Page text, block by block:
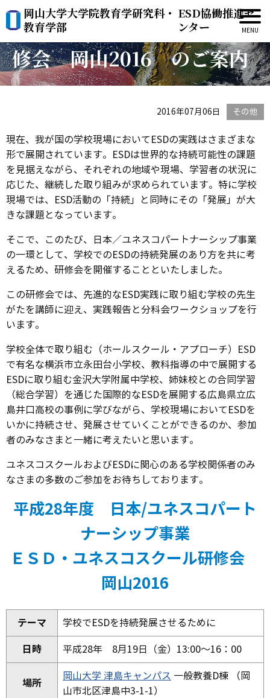
岡山大学大学院教育学研究科・
教育学部
ESD協働推進セ
ンター
ESD・ユネスコスクール研
修会 岡山2016 のご案内
2016年07月06日 その他
現在、我が国の学校現場においてESDの実践はさまざまな
形で展開されています。ESDは世界的な持続可能性の課題
を見据えながら、それぞれの地域や現場、学習者の状況に
応じた、継続した取り組みが求められています。特に学校
現場では、ESD活動の「持続」と同時にその「発展」が大
きな課題となっています。
そこで、このたび、日本／ユネスコパートナーシップ事業
の一環として、学校でのESDの持続発展のあり方を共に考
えるため、研修会を開催することといたしました。
この研修会では、先進的なESD実践に取り組む学校の先生
がたを講師に迎え、実践報告と分科会ワークショップを行
います。
学校全体で取り組む（ホールスクール・アプローチ）ESD
で有名な横浜市立永田台小学校、教科指導の中で展開する
ESDに取り組む金沢大学附属中学校、姉妹校との合同学習
（総合学習）を通じた国際的なESDを展開する広島県立広
島井口高校の事例に学びながら、学校現場においてESDを
いかに持続させ、発展させていくことができるのか、参加
者のみなさまと一緒に考えたいと思います。
ユネスコスクールおよびESDに関心のある学校関係者のみ
なさまの多数のご参加をお待ちしております。
平成28年度 日本/ユネスコパート
ナーシップ事業
ＥＳＤ・ユネスコスクール研修会
岡山2016
テーマ 学校でESDを持続発展させるために
日時 平成28年 8月19日（金）13:00～16：00
場所
岡山大学 津島キャンパス 一般教養D棟 （岡
山市北区津島中3-1-1）